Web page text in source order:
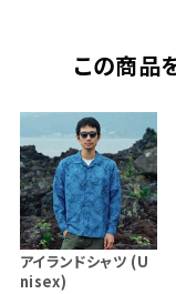
この商品
アイランドシャツ (U
nisex)